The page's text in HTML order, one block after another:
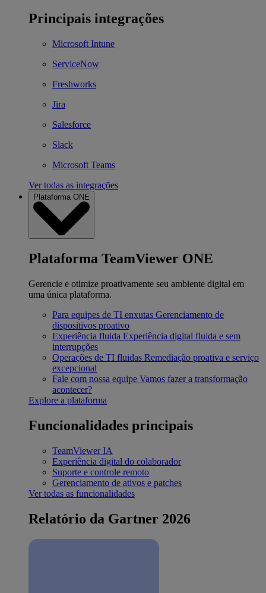
Principais integrações
Microsoft Intune
ServiceNow
Freshworks
Jira
Salesforce
Slack
Microsoft Teams
Ver todas as integrações
Plataforma ONE
Plataforma TeamViewer ONE
Gerencie e otimize proativamente seu ambiente digital em
uma única plataforma.
Para equipes de TI enxutas Gerenciamento de
dispositivos proativo
Experiência fluida Experiência digital fluida e sem
interrupções
Operações de TI fluidas Remediação proativa e serviço
excepcional
Fale com nossa equipe Vamos fazer a transformação
acontecer?
Explore a plataforma
Funcionalidades principais
TeamViewer IA
Experiência digital do colaborador
Suporte e controle remoto
Gerenciamento de ativos e patches
Ver todas as funcionalidades
Relatório da Gartner 2026